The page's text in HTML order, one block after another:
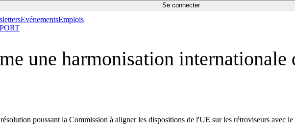
Se connecter
EvénementsEmplois
une harmonisation
poussant la Commission à aligner les dispositions de l'UE sur les rétroviseurs avec